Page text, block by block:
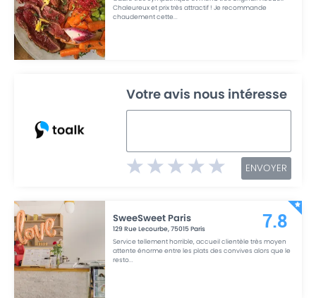
Chaleureux et prix très attractif ! Je recommande
chaudement cette...
Votre avis nous intéresse
ENVOYER
SweeSweet Paris
129 Rue Lecourbe,75015Paris
Service tellement horrible, accueil clientèle très moyen
attente énorme entre les plats des convives alors que le
resto...
7.8